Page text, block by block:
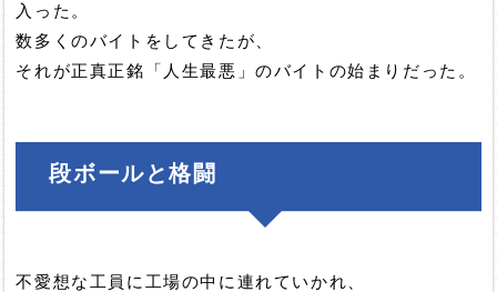
入った。
数多くのバイトをしてきたが、
それが正真正銘「人生最悪」のバイトの始まりだった。
段ボールと格闘
不愛想な工員に工場の中に連れていかれ、